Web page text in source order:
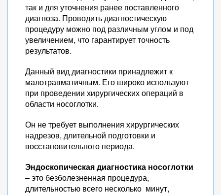
так и для уточнения ранее поставленного
диагноза. Проводить диагностическую
процедуру можно под различным углом и под
увеличением, что гарантирует точность
результатов.
Данный вид диагностики принадлежит к
малотравматичным. Его широко используют
при проведении хирургических операций в
области носоглотки.
Он не требует выполнения хирургических
надрезов, длительной подготовки и
восстановительного периода.
Эндоскопическая диагностика носоглотки
– это безболезненная процедура,
длительностью всего несколько минут,